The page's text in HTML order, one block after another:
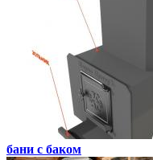
бани с баком